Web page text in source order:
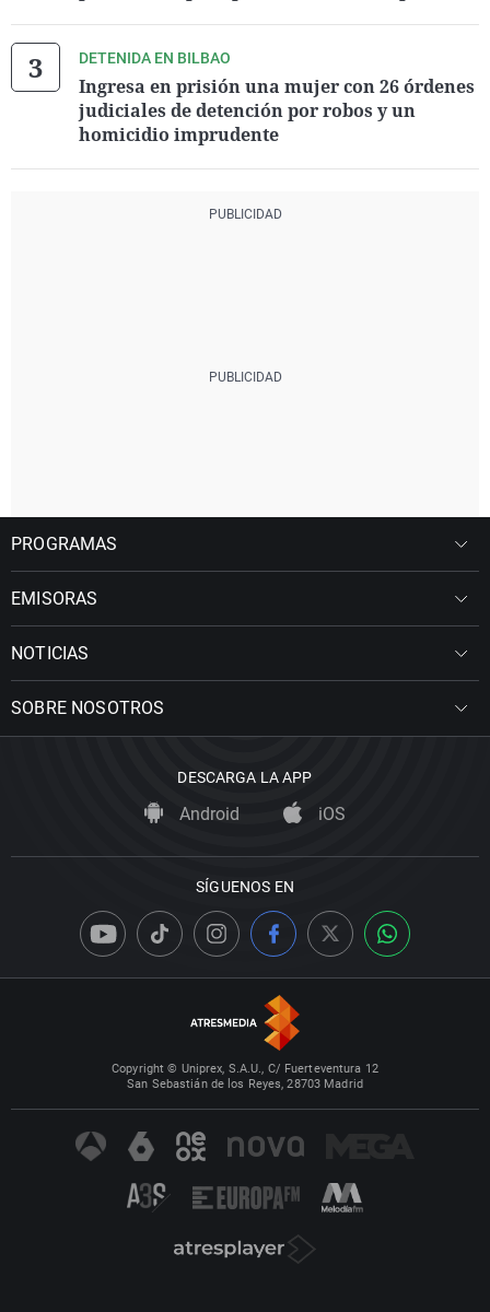
DETENIDA EN BILBAO
Ingresa en prisión una mujer con 26 órdenes
judiciales de detención por robos y un
homicidio imprudente
PROGRAMAS
EMISORAS
NOTICIAS
SOBRE NOSOTROS
DESCARGA LA APP
Android iOS
SÍGUENOS EN
Copyright © Uniprex, S.A.U., C/ Fuerteventura 12
San Sebastián de los Reyes, 28703 Madrid